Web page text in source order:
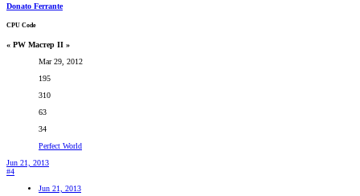
Donato Ferrante
CPU Code
« PW Мастер II »
Mar 29, 2012
195
310
63
34
Perfect World
Jun 21, 2013
#4
Jun 21, 2013